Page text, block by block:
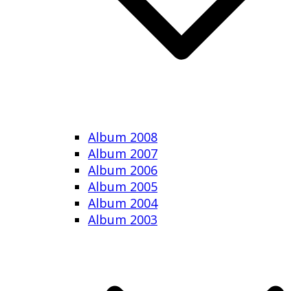
Album 2008
Album 2007
Album 2006
Album 2005
Album 2004
Album 2003